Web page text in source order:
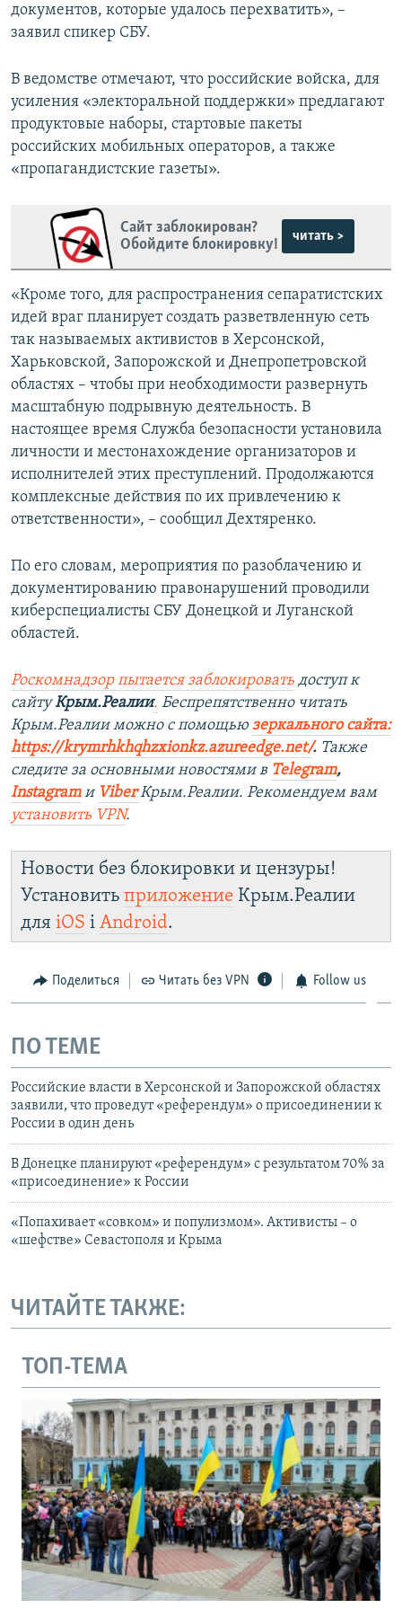
документов, которые удалось перехватить», –
заявил спикер СБУ.
В ведомстве отмечают, что российские войска, для
усиления «электоральной поддержки» предлагают
продуктовые наборы, стартовые пакеты
российских мобильных операторов, а также
«пропагандистские газеты».
Сайт заблокирован?
Обойдите блокировку!
читать >
«Кроме того, для распространения сепаратистских
идей враг планирует создать разветвленную сеть
так называемых активистов в Херсонской,
Харьковской, Запорожской и Днепропетровской
областях – чтобы при необходимости развернуть
масштабную подрывную деятельность. В
настоящее время Служба безопасности установила
личности и местонахождение организаторов и
исполнителей этих преступлений. Продолжаются
комплексные действия по их привлечению к
ответственности», – сообщил Дехтяренко.
По его словам, мероприятия по разоблачению и
документированию правонарушений проводили
киберспециалисты СБУ Донецкой и Луганской
областей.
Роскомнадзор пытается заблокировать доступ к
сайтуКрым.Реалии. Беспрепятственно читать
Крым.Реалии можно с помощью зеркального сайта:
https://krymrhkhqhzxionkz.azureedge.net/. Также
следите за основными новостями в Telegram,
Instagramи ViberКрым.Реалии. Рекомендуем вам
установить VPN.
Новости без блокировки и цензуры!
Установить приложение Крым.Реалии
для iOS і Android.
Поделиться Читать без VPN Follow us
ПО ТЕМЕ
Российские власти в Херсонской и Запорожской областях
заявили, что проведут «референдум» о присоединении к
России в один день
В Донецке планируют «референдум» с результатом 70% за
«присоединение» к России
«Попахивает «совком» и популизмом». Активисты – о
«шефстве» Севастополя и Крыма
ЧИТАЙТЕ ТАКЖЕ:
ТОП-ТЕМА